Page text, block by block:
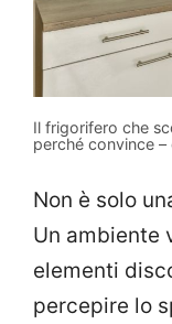
Il frigorifero che
perché convince
Non è solo
Un ambiente
elementi
percepire lo